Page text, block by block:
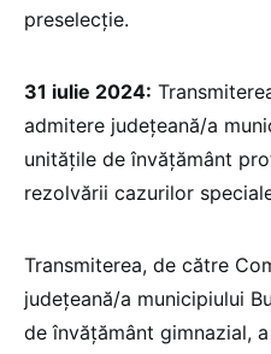
preselecție.
31 iulie 2024:
admitere județeană/a
unitățile de învățământ
rezolvării cazurilor
Transmiterea, de către
județeană/a municipiului
de învățământ gimnazial,